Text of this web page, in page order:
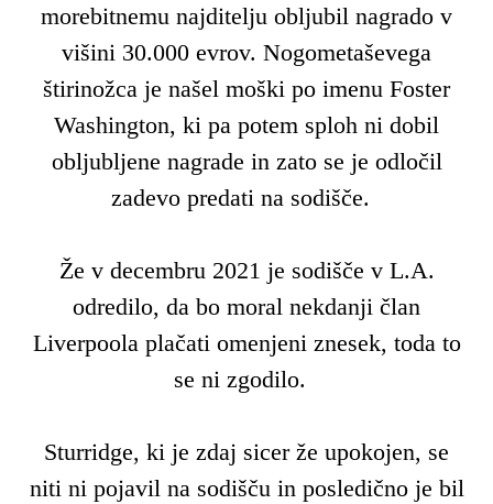
morebitnemu najditelju obljubil nagrado v
višini 30.000 evrov. Nogometaševega
štirinožca je našel moški po imenu Foster
Washington, ki pa potem sploh ni dobil
obljubljene nagrade in zato se je odločil
zadevo predati na sodišče.
Že v decembru 2021 je sodišče v L.A.
odredilo, da bo moral nekdanji član
Liverpoola plačati omenjeni znesek, toda to
se ni zgodilo.
Sturridge, ki je zdaj sicer že upokojen, se
niti ni pojavil na sodišču in posledično je bil